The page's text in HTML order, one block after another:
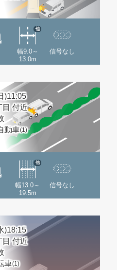
幅9.0～
13.0m
他
信号なし
)11:05
目 付近
動車(1)
幅13.0～
19.5m
他
信号なし
)18:15
目 付近
車(1)